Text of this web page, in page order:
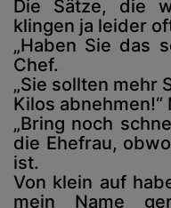
Die Sätze, die
klingen ja leider
„Haben Sie das
Chef.
„Sie sollten mehr
Kilos
„Bring noch
die Ehefrau,
ist.
Von klein auf
mein Name